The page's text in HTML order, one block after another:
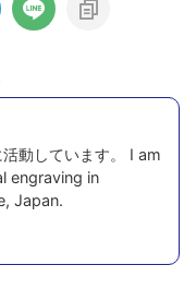
動しています。 I am
engraving in
Japan.